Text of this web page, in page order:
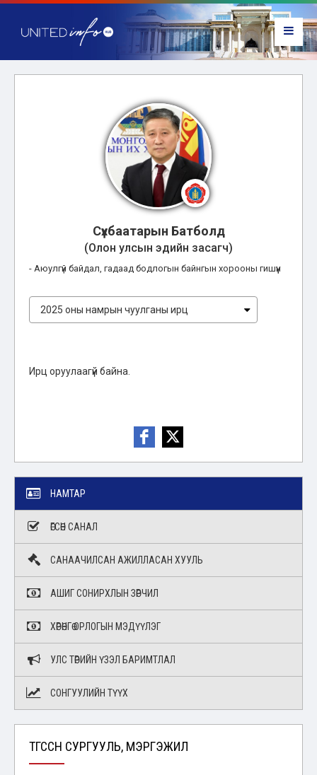
Сүхбаатарын Батболд
(Олон улсын эдийн засагч)
- Аюулгүй байдал, гадаад бодлогын байнгын хорооны гишүүн
Ирц оруулаагүй байна.
НАМТАР
ӨГСӨН САНАЛ
САНААЧИЛСАН АЖИЛЛАСАН ХУУЛЬ
АШИГ СОНИРХЛЫН ЗӨРЧИЛ
ХӨРӨНГӨ ОРЛОГЫН МЭДҮҮЛЭГ
УЛС ТӨРИЙН ҮЗЭЛ БАРИМТЛАЛ
СОНГУУЛИЙН ТҮҮХ
ТӨГССӨН СУРГУУЛЬ, МЭРГЭЖИЛ